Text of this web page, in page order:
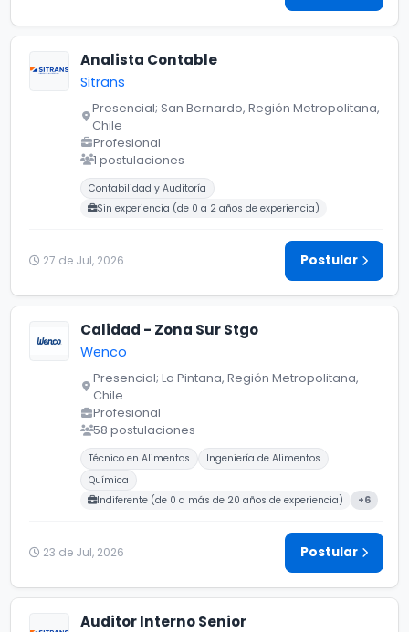
Analista Contable
Sitrans
Presencial; San Bernardo, Región Metropolitana,
Chile
Profesional
1 postulaciones
Carreras buscadas:
Contabilidad y Auditoría
Sin experiencia (de 0 a 2 años de experiencia)
27 de Jul, 2026 Postular
Calidad - Zona Sur Stgo
Wenco
Presencial; La Pintana, Región Metropolitana,
Chile
Profesional
58 postulaciones
Carreras buscadas:
Técnico en Alimentos
Ingeniería de Alimentos
Química
Indiferente (de 0 a más de 20 años de experiencia)
+6
23 de Jul, 2026 Postular
Auditor Interno Senior